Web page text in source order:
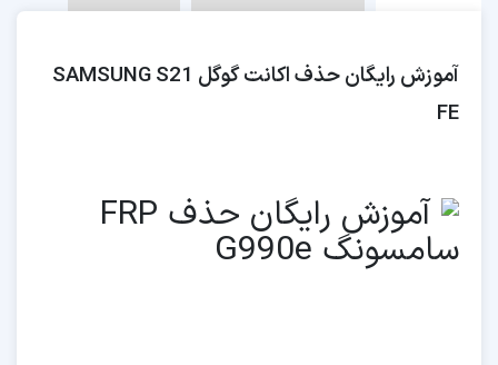
آموزش رایگان حذف اکانت گوگل SAMSUNG S21
FE